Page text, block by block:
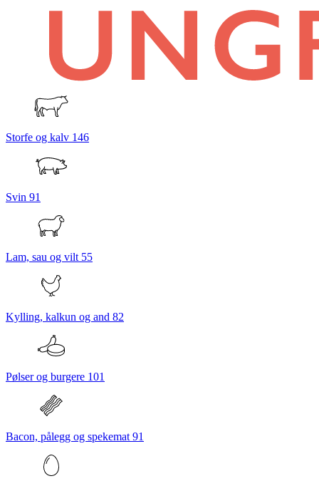
Storfe og kalv 146
Svin 91
Lam, sau og vilt 55
Kylling, kalkun og and 82
Pølser og burgere 101
Bacon, pålegg og spekemat 91